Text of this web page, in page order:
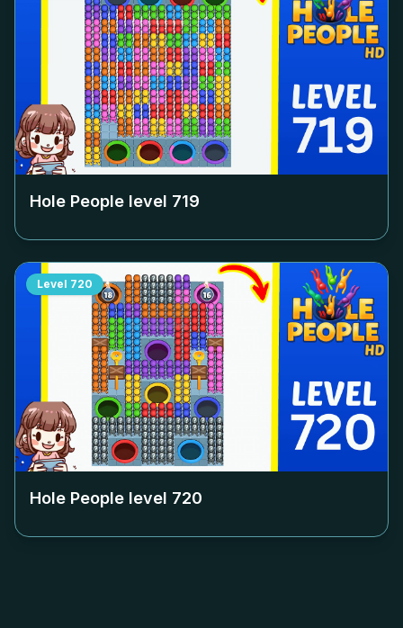
Hole People level 719
Level 720
Hole People level 720